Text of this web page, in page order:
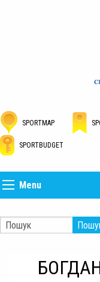
SPORTMAP
SPORTBUDGET
Menu